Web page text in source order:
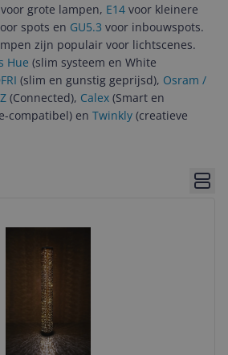
voor grote lampen, E14 voor kleinere
spots en GU5.3 voor inbouwspots.
zijn populair voor lichtscenes.
Hue (slim systeem en White
(slim en gunstig geprijsd), Osram /
(Connected), Calex (Smart en
compatibel) en Twinkly (creatieve